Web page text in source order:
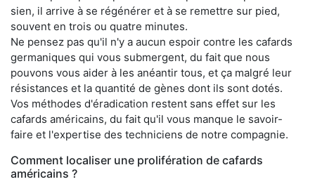
sien, il arrive à se régénérer et à se remettre sur pied,
souvent en trois ou quatre minutes.
Ne pensez pas qu'il n'y a aucun espoir contre les cafards
germaniques qui vous submergent, du fait que nous
pouvons vous aider à les anéantir tous, et ça malgré leur
résistances et la quantité de gènes dont ils sont dotés.
Vos méthodes d'éradication restent sans effet sur les
cafards américains, du fait qu'il vous manque le savoir-
faire et l'expertise des techniciens de notre compagnie.
Comment localiser une prolifération de cafards
américains ?